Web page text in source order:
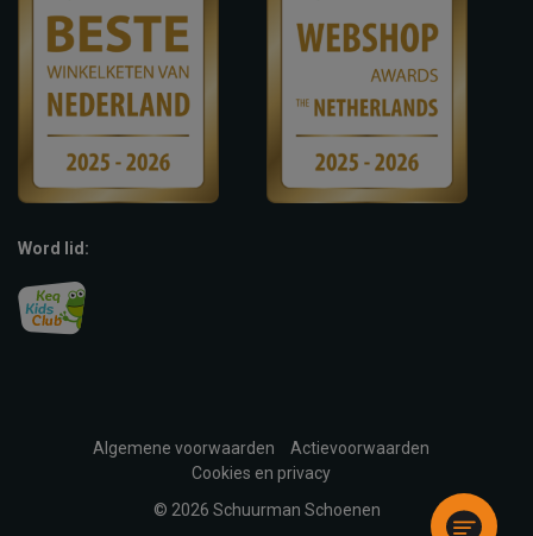
Word lid:
Algemene voorwaarden
Actievoorwaarden
Cookies en privacy
© 2026 Schuurman Schoenen